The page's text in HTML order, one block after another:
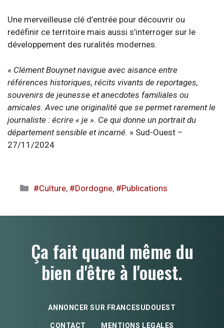
Une merveilleuse clé d’entrée pour découvrir ou
redéfinir ce territoire mais aussi s’interroger sur le
développement des ruralités modernes.
« Clément Bouynet navigue avec aisance entre
références historiques, récits vivants de reportages,
souvenirs de jeunesse et anecdotes familiales ou
amicales. Avec une originalité que se permet rarement le
journaliste : écrire « je ». Ce qui donne un portrait du
département sensible et incarné. » Sud-Ouest –
27/11/2024
Catégories
#Culture, #Dordogne, #Publications
Ça fait quand même du
bien d'être à l'ouest.
ANNONCER SUR FRANCESUDOUEST
CONTACT MENTIONS LEGALES